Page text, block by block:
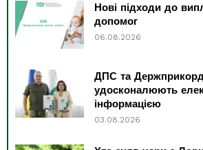
Нові підходи до
допомог
06.08.2026
ДПС та
удосконалюють
інформацією
03.08.2026